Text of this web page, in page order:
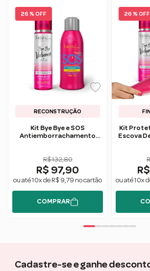
26 % OFF
RECONSTRUÇÃO
Kit Bye Bye e SOS
Antiemborrachamento
R$ 132,80
R$ 97,90
ou até 10x de R$ 9,79 no cartão
COMPRAR
26 % OFF
Kit
Escova
ou até 10x
Cadastre-se e ganhe